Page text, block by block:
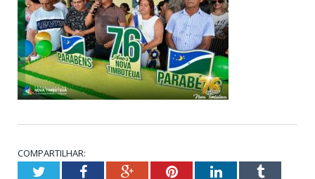
COMPARTILHAR:
TwitterFacebookGoogle+PinterestLinkedInTumblr